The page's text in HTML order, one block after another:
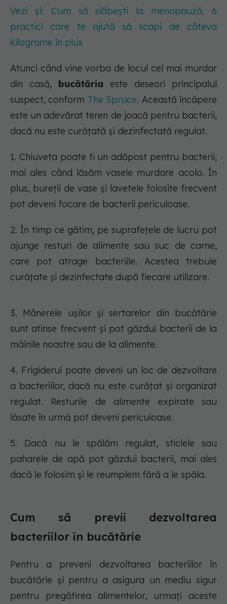
Vezi și: Cum să slăbești la menopauză. 6
practici care te ajută să scapi de câteva
kilograme în plus
Atunci când vine vorba de locul cel mai murdar
din casă, bucătăria este deseori principalul
suspect, conform The Spruce. Această încăpere
este un adevărat teren de joacă pentru bacterii,
dacă nu este curățată și dezinfectată regulat.
1. Chiuveta poate fi un adăpost pentru bacterii,
mai ales când lăsăm vasele murdare acolo. În
plus, bureții de vase și lavetele folosite frecvent
pot deveni focare de bacterii periculoase.
2. În timp ce gătim, pe suprafețele de lucru pot
ajunge resturi de alimente sau suc de carne,
care pot atrage bacteriile. Acestea trebuie
curățate și dezinfectate după fiecare utilizare.
3. Mânerele ușilor și sertarelor din bucătărie
sunt atinse frecvent și pot găzdui bacterii de la
mâinile noastre sau de la alimente.
4. Frigiderul poate deveni un loc de dezvoltare
a bacteriilor, dacă nu este curățat și organizat
regulat. Resturile de alimente expirate sau
lăsate în urmă pot deveni periculoase.
5. Dacă nu le spălăm regulat, sticlele sau
paharele de apă pot găzdui bacterii, mai ales
dacă le folosim și le reumplem fără a le spăla.
Cum să previi dezvoltarea
bacteriilor în bucătărie
Pentru a preveni dezvoltarea bacteriilor în
bucătărie și pentru a asigura un mediu sigur
pentru pregătirea alimentelor, urmați aceste